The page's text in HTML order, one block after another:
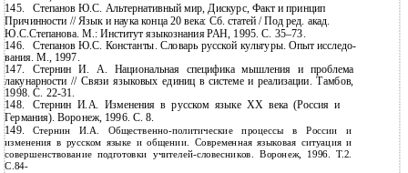
145.
Степанов Ю.С. Альтернативный мир, Дискурс, Факт и принцип
Причинности // Язык и наука конца 20 века: Сб. статей / Под ред. акад.
Ю.С.Степанова. М.: Институт языкознания РАН, 1995. С. 35–73.
146.
Степанов Ю.С. Константы. Словарь русcкой культуры. Опыт исследо-
вания. М., 1997.
147.
Стернин И. А. Национальная специфика мышления и проблема
лакунарности // Связи языковых единиц в системе и реализации. Тамбов,
1998. С. 22-31.
148.
Стернин И.А. Изменения в русском языке ХХ века (Россия и
Германия). Воронеж, 1996. С. 8.
149.
Стернин И.А.Общественно-политические процессы в России и
изменения в русском языке и общении. Современная языковая ситуация и
совершенствование подготовки учителей-словесников. Воронеж, 1996. Т.2.
С.84-